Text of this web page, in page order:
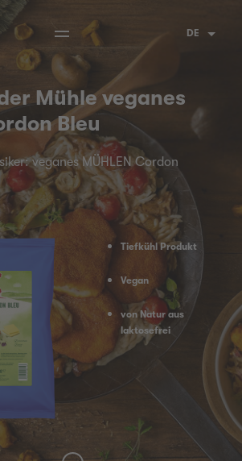
DE
Mühle veganes
Bleu
veganes MÜHLEN Cordon
Tiefkühl Produkt
Vegan
von Natur aus
laktosefrei